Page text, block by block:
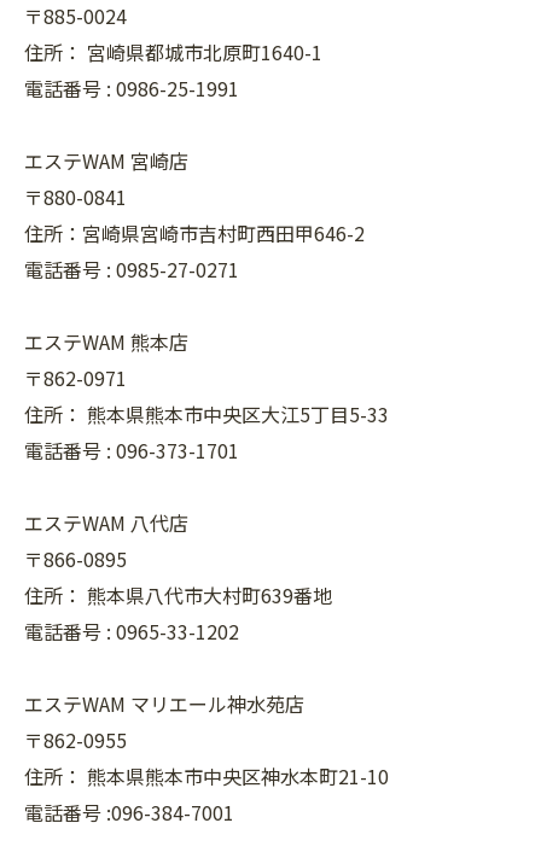
〒885-0024
住所： 宮崎県都城市北原町1640-1
電話番号 : 0986-25-1991
エステWAM 宮崎店
〒880-0841
住所：宮崎県宮崎市吉村町西田甲646-2
電話番号 : 0985-27-0271
エステWAM 熊本店
〒862-0971
住所： 熊本県熊本市中央区大江5丁目5-33
電話番号 : 096-373-1701
エステWAM 八代店
〒866-0895
住所： 熊本県八代市大村町639番地
電話番号 : 0965-33-1202
エステWAM マリエール神水苑店
〒862-0955
住所： 熊本県熊本市中央区神水本町21-10
電話番号 :096-384-7001